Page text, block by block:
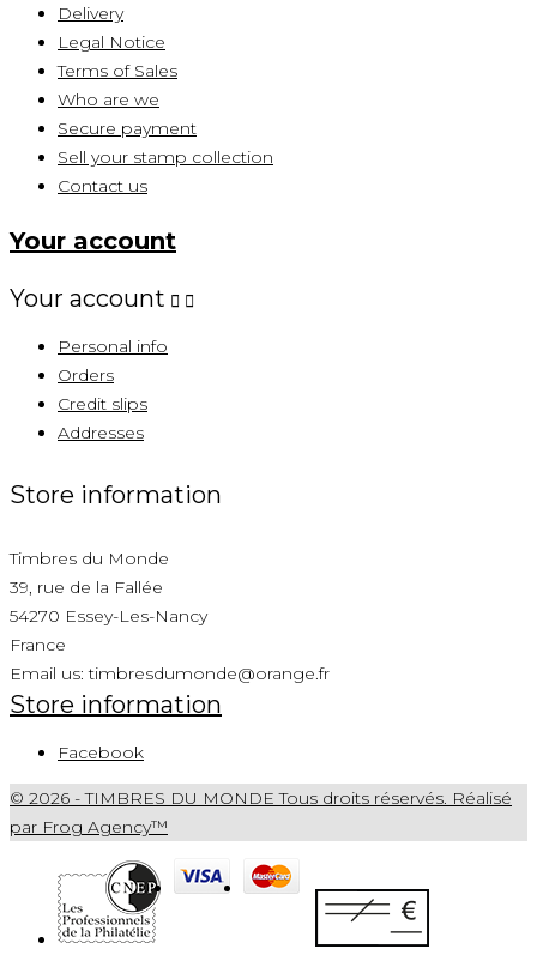
Delivery
Legal Notice
Terms of Sales
Who are we
Secure payment
Sell ​​your stamp collection
Contact us
Your account
Your account  
Personal info
Orders
Credit slips
Addresses
Store information
Timbres du Monde
39, rue de la Fallée
54270 Essey-Les-Nancy
France
Email us:timbresdumonde@orange.fr
Store information
Facebook
© 2026 - TIMBRES DU MONDE Tous droits réservés. Réalisé
par Frog Agency™